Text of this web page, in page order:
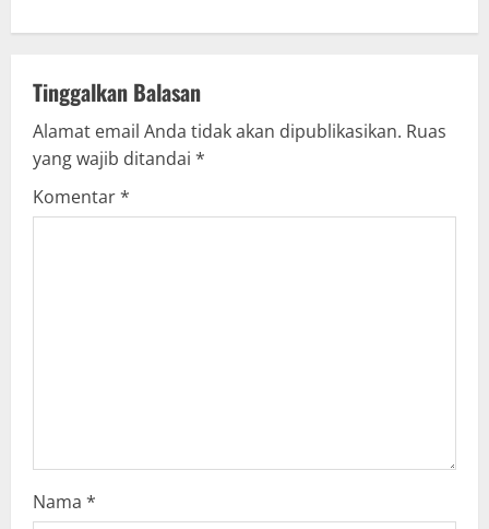
g
a
t
Tinggalkan Balasan
Alamat email Anda tidak akan dipublikasikan. Ruas
yang wajib ditandai *
Komentar*
Nama *